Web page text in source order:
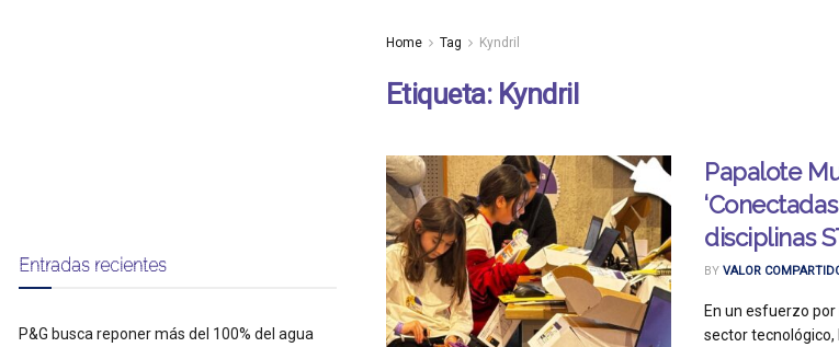
Home Tag Kyndril
Etiqueta: Kyndril
Papalote
disciplinas
BY VALOR
En un esfuerzo
sector tecnológico,
Entradas recientes
P&G busca reponer más del 100% del agua